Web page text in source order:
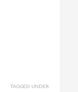
TAGGED UNDER: